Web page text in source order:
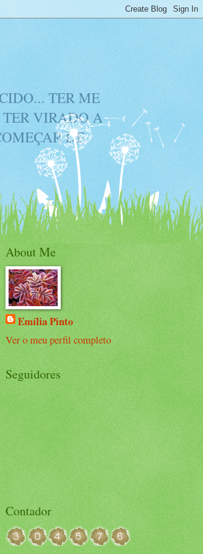
TER ME
VIRADO A
DE
About Me
Emília Pinto
Ver o meu perfil completo
Seguidores
Contador